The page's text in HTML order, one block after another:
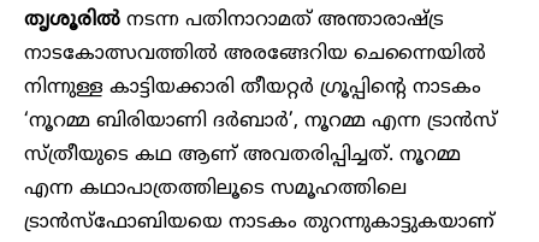
തൃശൂ‍രിൽ നടന്ന പതിനാറാമത് അന്താരാഷ്ട്ര
നാടകോത്സവത്തിൽ അരങ്ങേറിയ ചെന്നൈയിൽ
നിന്നുള്ള കാട്ടിയക്കാരി തീയറ്റർ ഗ്രൂപ്പിന്റെ നാടകം
‘നൂറമ്മ ബിരിയാണി ദർബാർ’, നൂറമ്മ എന്ന ട്രാൻസ്
സ്ത്രീയുടെ കഥ ആണ് അവതരിപ്പിച്ചത്. നൂറമ്മ
എന്ന കഥാപാത്രത്തിലൂടെ സമൂഹത്തിലെ
ട്രാൻസ്‌ഫോബിയയെ നാടകം തുറന്നുകാട്ടുകയാണ്